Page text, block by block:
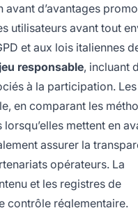
d’avantages
utilisateurs avant tout
et aux lois italiennes
jeu responsable, incluant
à la participation. Les
en comparant les
mettent en
assurer la
opérateurs. La
et les registres de
contrôle réglementaire.